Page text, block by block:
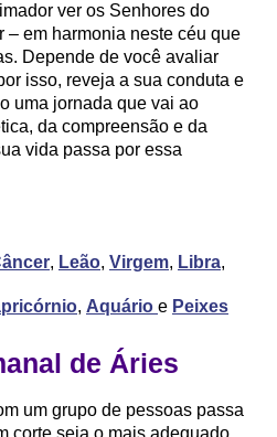
ver os Senhores do
– em harmonia neste céu que
Depende de você avaliar
isso, reveja a sua conduta e
uma jornada que vai ao
da compreensão e da
vida passa por essa
, Leão, Virgem, Libra,
, Aquário e Peixes
de Áries
um grupo de pessoas passa
corte seja o mais adequado